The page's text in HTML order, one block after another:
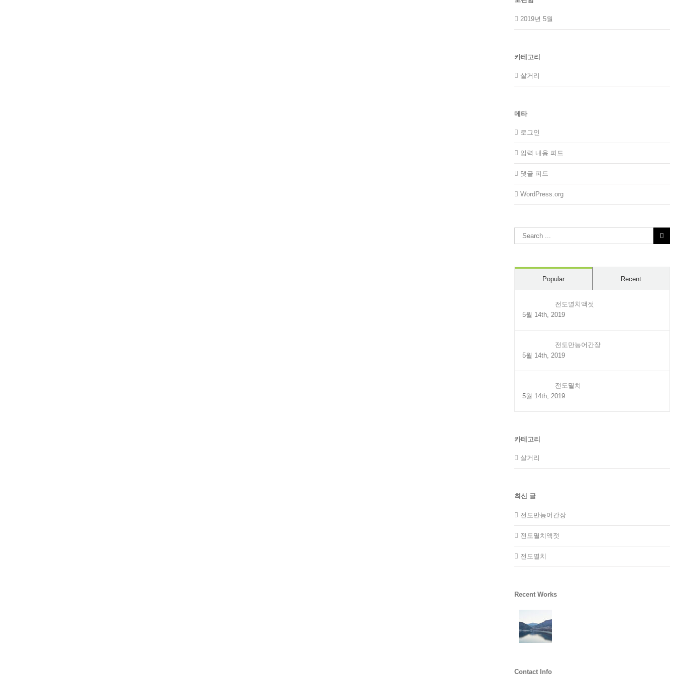
2019년 5월
카테고리
살거리
메타
로그인
입력 내용 피드
댓글 피드
WordPress.org
Search
for:
Popular Recent
전도멸치액젓
5월 14th, 2019
전도만능어간장
5월 14th, 2019
전도멸치
5월 14th, 2019
카테고리
살거리
최신 글
전도만능어간장
전도멸치액젓
전도멸치
Recent Works
Contact Info